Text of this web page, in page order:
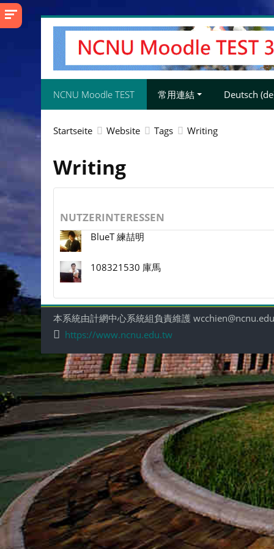
Zum
NCNU Moodle TEST 常用連結 Deutsch
Startseite Website Tags Writing
Writing
NUTZERINTERESSEN
BlueT 練喆明
108321530 庫馬
本系統由計網中心系統組負責維護
https://www.ncnu.edu.tw